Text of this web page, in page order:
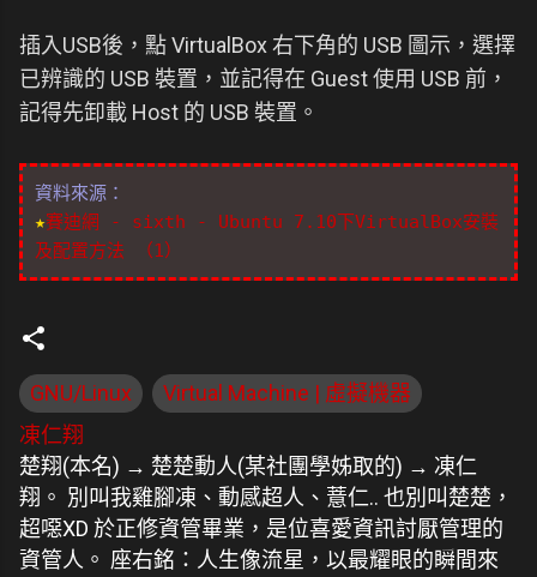
插入USB後，點 VirtualBox 右下角的 USB 圖示，選擇
已辨識的 USB 裝置，並記得在 Guest 使用 USB 前，
記得先卸載 Host 的 USB 裝置。
資料來源：
★賽迪網 - sixth - Ubuntu 7.10下VirtualBox安裝
及配置方法 （1）
GNU/Linux
Virtual Machine | 虛擬機器
凍仁翔
楚翔(本名) → 楚楚動人(某社團學姊取的) → 凍仁
翔。 別叫我雞腳凍、動感超人、薏仁.. 也別叫楚楚，
超噁XD 於正修資管畢業，是位喜愛資訊討厭管理的
資管人。 座右銘：人生像流星，以最耀眼的瞬間來